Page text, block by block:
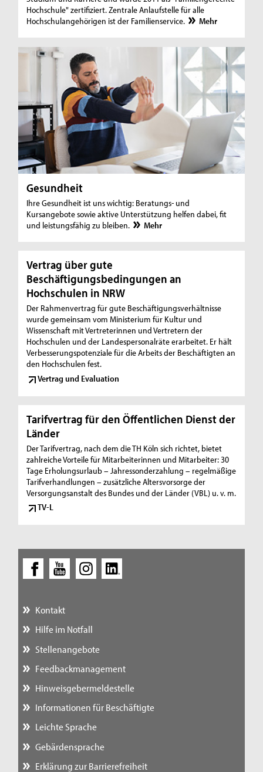
Hochschule" zertifiziert. Zentrale Anlaufstelle für alle
Hochschulangehörigen ist der Familienservice.
Mehr
Gesundheit
Ihre Gesundheit ist uns wichtig: Beratungs- und
Kursangebote sowie aktive Unterstützung helfen dabei, fit
und leistungsfähig zu bleiben.
Mehr
Vertrag über gute
Beschäftigungsbedingungen an
Hochschulen in NRW
Der Rahmenvertrag für gute Beschäftigungsverhältnisse
wurde gemeinsam vom Ministerium für Kultur und
Wissenschaft mit Vertreterinnen und Vertretern der
Hochschulen und der Landespersonalräte erarbeitet. Er hält
Verbesserungspotenziale für die Arbeits der Beschäftigten an
den Hochschulen fest.
Vertrag und Evaluation
Tarifvertrag für den Öffentlichen Dienst der
Länder
Der Tarifvertrag, nach dem die TH Köln sich richtet, bietet
zahlreiche Vorteile für Mitarbeiterinnen und Mitarbeiter: 30
Tage Erholungsurlaub – Jahressonderzahlung – regelmäßige
Tarifverhandlungen – zusätzliche Altersvorsorge der
Versorgungsanstalt des Bundes und der Länder (VBL) u. v. m.
TV-L
Kontakt
Hilfe im Notfall
Stellenangebote
Feedbackmanagement
Hinweisgebermeldestelle
Informationen für Beschäftigte
Leichte Sprache
Gebärdensprache
Erklärung zur Barrierefreiheit